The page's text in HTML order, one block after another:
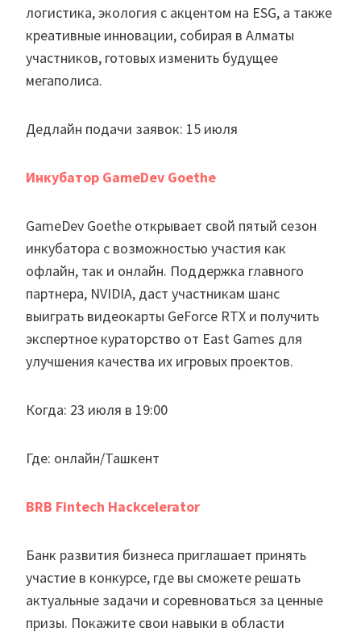
логистика, экология с акцентом на ESG, а также
креативные инновации, собирая в Алматы
участников, готовых изменить будущее
мегаполиса.
Дедлайн подачи заявок: 15 июля
Инкубатор GameDev Goethe
GameDev Goethe открывает свой пятый сезон
инкубатора с возможностью участия как
офлайн, так и онлайн. Поддержка главного
партнера, NVIDIA, даст участникам шанс
выиграть видеокарты GeForce RTX и получить
экспертное кураторство от East Games для
улучшения качества их игровых проектов.
Когда: 23 июля в 19:00
Где: онлайн/Ташкент
BRB Fintech Hackcelerator
Банк развития бизнеса приглашает принять
участие в конкурсе, где вы сможете решать
актуальные задачи и соревноваться за ценные
призы. Покажите свои навыки в области